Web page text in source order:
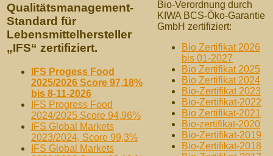
Qualitätsmanagement-
Standard für
Lebensmittelhersteller
„IFS“ zertifiziert.
IFS Progess Food
2025/2026 Score 97,18%
bis 8-11-2026
IFS Progress Food
2024/2025 Score 94,96%
IFS Global Markets
2023/2024, Score 99,3%
IFS Global Markets
Bio-Verordnung durch
KIWA BCS-Öko-Garantie
GmbH zertifiziert:
Bio Zertifikat 2026
bis 01-2027
Bio Zertifikat 2025
Bio Zertifikat 2024
Bio-Zertifikat 2023
Bio-Zertifikat-2022
Bio Zertifikat-2021
Bio-zertifikat-2020
Bio-Zertifikat-2019
Bio-Zertifikat-2018